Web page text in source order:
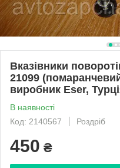
Вказівники
21099
виробник Eser,
В наявності
Код: 2140567
Роздріб
450 ₴